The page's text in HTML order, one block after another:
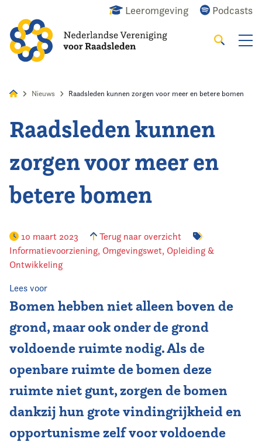
Leeromgeving Podcasts
Zoeken
Home
Agenda
Nieuws
Kennis & Informatie
Vereniging
Nieuws Raadsleden kunnen zorgen voor meer en betere bomen
Raadsleden kunnen
zorgen voor meer en
betere bomen
10 maart 2023
Terug naar overzicht
Informatievoorziening, Omgevingswet, Opleiding &
Ontwikkeling
Lees voor
Bomen hebben niet alleen boven de
grond, maar ook onder de grond
voldoende ruimte nodig. Als de
openbare ruimte de bomen deze
ruimte niet gunt, zorgen de bomen
dankzij hun grote vindingrijkheid en
opportunisme zelf voor voldoende